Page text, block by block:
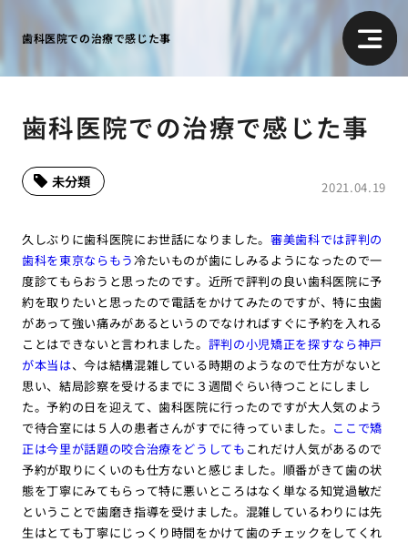
歯科医院での治療で感じた事
歯科医院での治療で感じた事
2021.04.19
未分類
久しぶりに歯科医院にお世話になりました。審美歯科では評判の
歯科を東京ならもう冷たいものが歯にしみるようになったので一
度診てもらおうと思ったのです。近所で評判の良い歯科医院に予
約を取りたいと思ったので電話をかけてみたのですが、特に虫歯
があって強い痛みがあるというのでなければすぐに予約を入れる
ことはできないと言われました。 評判の小児矯正を探すなら神戸
が本当は、今は結構混雑している時期のようなので仕方がないと
思い、結局診察を受けるまでに３週間ぐらい待つことにしまし
た。予約の日を迎えて、歯科医院に行ったのですが大人気のよう
で待合室には５人の患者さんがすでに待っていました。 ここで矯
正は今里が話題の咬合治療をどうしても これだけ人気があるので
予約が取りにくいのも仕方ないと感じました。順番がきて歯の状
態を丁寧にみてもらって特に悪いところはなく単なる知覚過敏だ
ということで歯磨き指導を受けました。混雑しているわりには先
生はとても丁寧にじっくり時間をかけて歯のチェックをしてくれ